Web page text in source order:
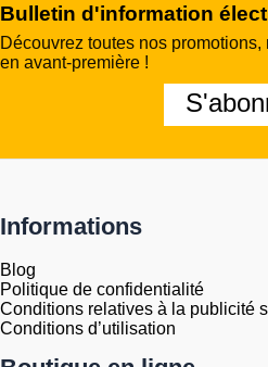
Bulletin d'information
Découvrez toutes nos
en avant-première !
Informations
Blog
Politique de confidentialité
Conditions relatives à la publicité
Conditions d’utilisation